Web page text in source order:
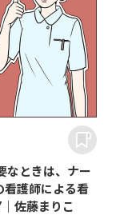
なときは、ナー
看護師による看
佐藤まりこ